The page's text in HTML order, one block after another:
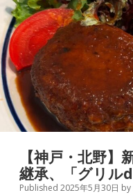
【神戸・北野
継承、「グリル
Published 2025年5月30日 by